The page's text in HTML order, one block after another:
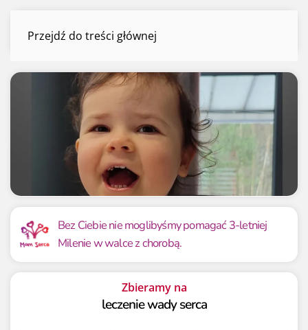
Przejdź do treści głównejMilena Świąder
Mamy już
1 640 905.57 zł
Potrzebujemy
7 200 000 zł
22.79% 22.79%
Bez Ciebie nie moglibyśmy pomagać 3-letniej
Milenie w walce z chorobą.
Zbieramy na
leczenie wady serca